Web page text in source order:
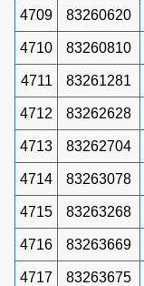
4709 83260620
4710 83260810
4711 83261281
4712 83262628
4713 83262704
4714 83263078
4715 83263268
4716 83263669
4717 83263675